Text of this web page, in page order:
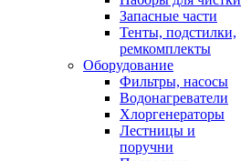
Запасные части
Тенты, подстилки,
ремкомплекты
Оборудование
Фильтры, насосы
Водонагреватели
Хлоргенераторы
Лестницы и
поручни